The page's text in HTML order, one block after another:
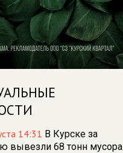
14:31 В Курске за
вывезли 68 тонн мусора